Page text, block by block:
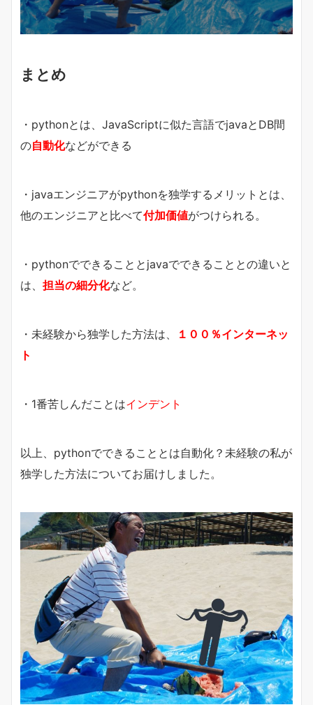
まとめ
・pythonとは、JavaScriptに似た言語でjavaとDB間
の自動化などができる
・javaエンジニアがpythonを独学するメリットとは、
他のエンジニアと比べて付加価値がつけられる。
・pythonでできることとjavaでできることとの違いと
は、 担当の細分化など。
・未経験から独学した方法は、
１００％インターネッ
ト
・1番苦しんだことはインデント
以上、pythonでできることとは自動化？未経験の私が
独学した方法についてお届けしました。